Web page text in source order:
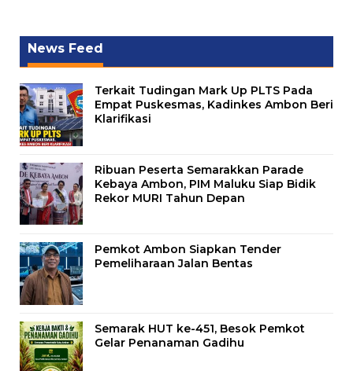
News Feed
Terkait Tudingan Mark Up PLTS Pada
Empat Puskesmas, Kadinkes Ambon Beri
Klarifikasi
Ribuan Peserta Semarakkan Parade
Kebaya Ambon, PIM Maluku Siap Bidik
Rekor MURI Tahun Depan
Pemkot Ambon Siapkan Tender
Pemeliharaan Jalan Bentas
Semarak HUT ke-451, Besok Pemkot
Gelar Penanaman Gadihu